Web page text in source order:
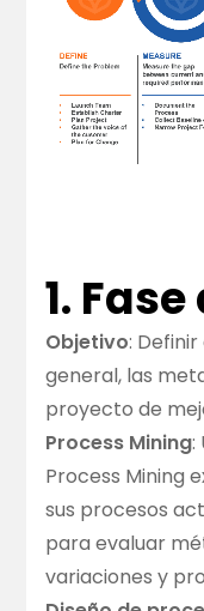
1.
Objetivo:
general, las
proyecto de
Process Mining:
Process Mining
sus procesos
para evaluar
variaciones y